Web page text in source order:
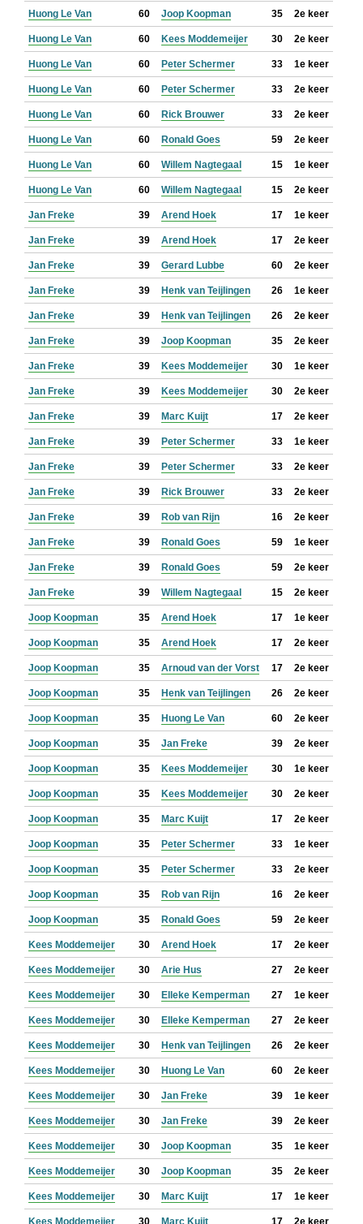
Huong Le Van 60 Joop Koopman 35 2e keer
Huong Le Van 60 Kees Moddemeijer 30 2e keer
Huong Le Van 60 Peter Schermer 33 1e keer
Huong Le Van 60 Peter Schermer 33 2e keer
Huong Le Van 60 Rick Brouwer 33 2e keer
Huong Le Van 60 Ronald Goes 59 2e keer
Huong Le Van 60 Willem Nagtegaal 15 1e keer
Huong Le Van 60 Willem Nagtegaal 15 2e keer
Jan Freke 39 Arend Hoek 17 1e keer
Jan Freke 39 Arend Hoek 17 2e keer
Jan Freke 39 Gerard Lubbe 60 2e keer
Jan Freke 39 Henk van Teijlingen 26 1e keer
Jan Freke 39 Henk van Teijlingen 26 2e keer
Jan Freke 39 Joop Koopman 35 2e keer
Jan Freke 39 Kees Moddemeijer 30 1e keer
Jan Freke 39 Kees Moddemeijer 30 2e keer
Jan Freke 39 Marc Kuijt 17 2e keer
Jan Freke 39 Peter Schermer 33 1e keer
Jan Freke 39 Peter Schermer 33 2e keer
Jan Freke 39 Rick Brouwer 33 2e keer
Jan Freke 39 Rob van Rijn 16 2e keer
Jan Freke 39 Ronald Goes 59 1e keer
Jan Freke 39 Ronald Goes 59 2e keer
Jan Freke 39 Willem Nagtegaal 15 2e keer
Joop Koopman 35 Arend Hoek 17 1e keer
Joop Koopman 35 Arend Hoek 17 2e keer
Joop Koopman 35 Arnoud van der Vorst 17 2e keer
Joop Koopman 35 Henk van Teijlingen 26 2e keer
Joop Koopman 35 Huong Le Van 60 2e keer
Joop Koopman 35 Jan Freke 39 2e keer
Joop Koopman 35 Kees Moddemeijer 30 1e keer
Joop Koopman 35 Kees Moddemeijer 30 2e keer
Joop Koopman 35 Marc Kuijt 17 2e keer
Joop Koopman 35 Peter Schermer 33 1e keer
Joop Koopman 35 Peter Schermer 33 2e keer
Joop Koopman 35 Rob van Rijn 16 2e keer
Joop Koopman 35 Ronald Goes 59 2e keer
Kees Moddemeijer 30 Arend Hoek 17 2e keer
Kees Moddemeijer 30 Arie Hus 27 2e keer
Kees Moddemeijer 30 Elleke Kemperman 27 1e keer
Kees Moddemeijer 30 Elleke Kemperman 27 2e keer
Kees Moddemeijer 30 Henk van Teijlingen 26 2e keer
Kees Moddemeijer 30 Huong Le Van 60 2e keer
Kees Moddemeijer 30 Jan Freke 39 1e keer
Kees Moddemeijer 30 Jan Freke 39 2e keer
Kees Moddemeijer 30 Joop Koopman 35 1e keer
Kees Moddemeijer 30 Joop Koopman 35 2e keer
Kees Moddemeijer 30 Marc Kuijt 17 1e keer
Kees Moddemeijer 30 Marc Kuijt 17 2e keer